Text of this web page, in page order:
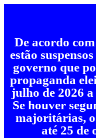
De acordo
estão
governo que
propaganda
julho de 2026
Se houver
majoritárias, o
até 25 de